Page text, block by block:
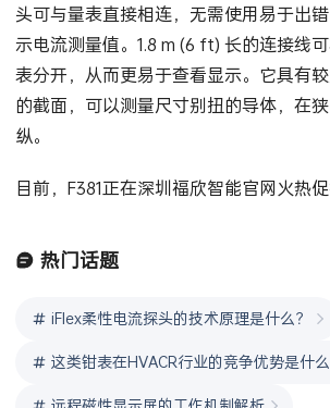
头可与量表直接相连，无需使用易于出
示电流测量值。1.8 m (6 ft) 长的连接线
表分开，从而更易于查看显示。它具有
的截面，可以测量尺寸别扭的导体，在
纵。
目前，F381正在深圳福欣智能官网火热促
热门话题
iFlex柔性电流探头的技术原理是什么？
这类钳表在HVACR行业的竞争优势是什么